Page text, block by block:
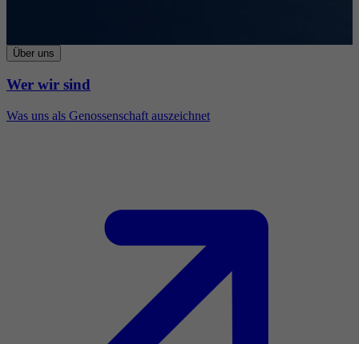
Über uns
Wer wir sind
Was uns als Genossenschaft auszeichnet